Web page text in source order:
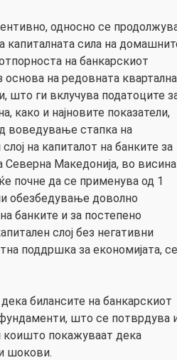
односно се
капиталната сила на
на банкарскиот
на редовната квартална
што ги вклучува податоците
како и најновите показатели,
воведување стапка на
на капиталот на банките за
Македонија, во висина
почне да се применува од 1
обезбедување доволно
банките и за постепено
слој без негативни
поддршка за економијата, се
билансите на банкарскиот
што се потврдува
коишто покажуваат дека
шокови.